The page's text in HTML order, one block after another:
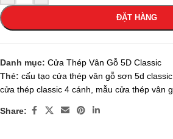
ĐẶT HÀNG
Danh mục: Cửa Thép Vân Gỗ 5D Classic
Thẻ: cấu tạo cửa thép vân gỗ sơn 5d classic
cửa thép classic 4 cánh
mẫu cửa thép vân
Share: